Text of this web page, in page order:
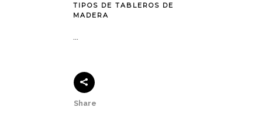
TIPOS DE TABLEROS DE
MADERA
...
Share